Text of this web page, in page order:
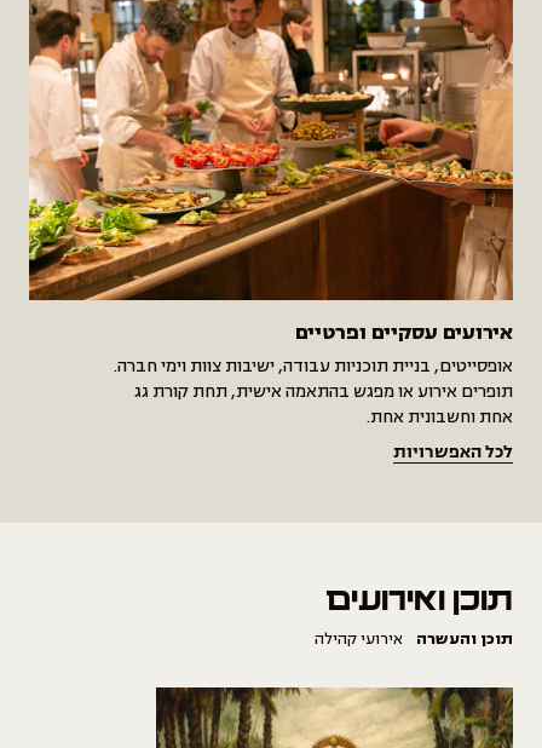
אירועים עסקיים ופרטיים
אופסייטים, בניית תוכניות עבודה, ישיבות צוות וימי חברה.
תופרים אירוע או מפגש בהתאמה אישית, תחת קורת גג
אחת וחשבונית אחת.
לכל האפשרויות
תוכן ואירועים
תוכן והעשרה אירועי קהילה